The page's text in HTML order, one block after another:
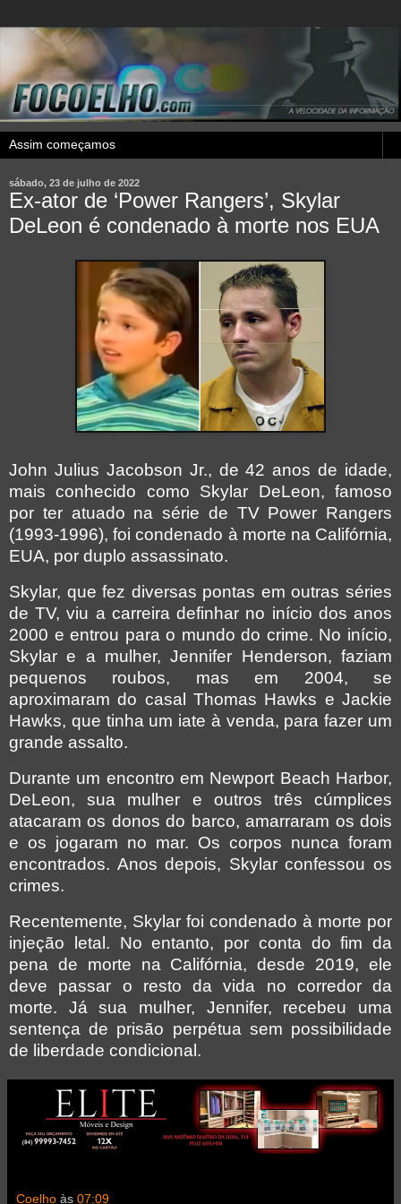
sábado, 23 de julho de 2022
Ex-ator de ‘Power Rangers’, Skylar
DeLeon é condenado à morte nos EUA
John Julius Jacobson Jr., de 42 anos de idade,
mais conhecido como Skylar DeLeon, famoso
por ter atuado na série de TV Power Rangers
(1993-1996), foi condenado à morte na Califórnia,
EUA, por duplo assassinato.
Skylar, que fez diversas pontas em outras séries
de TV, viu a carreira definhar no início dos anos
2000 e entrou para o mundo do crime. No início,
Skylar e a mulher, Jennifer Henderson, faziam
pequenos roubos, mas em 2004, se
aproximaram do casal Thomas Hawks e Jackie
Hawks, que tinha um iate à venda, para fazer um
grande assalto.
Durante um encontro em Newport Beach Harbor,
DeLeon, sua mulher e outros três cúmplices
atacaram os donos do barco, amarraram os dois
e os jogaram no mar. Os corpos nunca foram
encontrados. Anos depois, Skylar confessou os
crimes.
Recentemente, Skylar foi condenado à morte por
injeção letal. No entanto, por conta do fim da
pena de morte na Califórnia, desde 2019, ele
deve passar o resto da vida no corredor da
morte. Já sua mulher, Jennifer, recebeu uma
sentença de prisão perpétua sem possibilidade
de liberdade condicional.
Coelho às 07:09